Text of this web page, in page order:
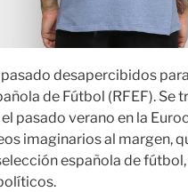
desapercibidos
de Fútbol (RFEF). Se
pasado verano en la
imaginarios al margen,
española de